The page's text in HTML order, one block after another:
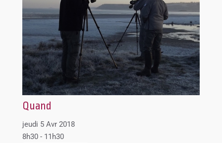
Quand
jeudi 5 Avr 2018
8h30 - 11h30